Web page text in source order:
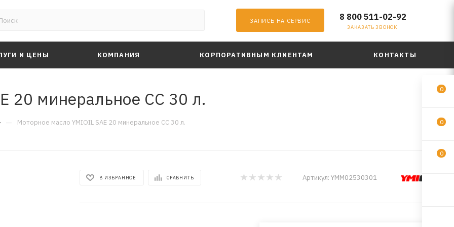
ЗАПИСЬ НА СЕРВИС 8 800 511-02-92
ЗАКАЗАТЬ ЗВОНОК
И ЦЕНЫ КОМПАНИЯ КОРПОРАТИВНЫМ КЛИЕНТАМ КОНТАКТЫ
20 минеральное CC 30 л.
— Моторное масло YMIOIL SAE 20 минеральное CC 30 л.
В ИЗБРАННОЕ СРАВНИТЬ Артикул: YMM02530301
0
0
0